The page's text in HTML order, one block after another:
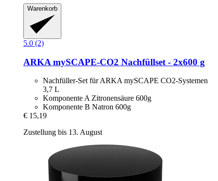
Warenkorb
5.0 (2)
ARKA mySCAPE-​CO2 Nachfüllset -​ 2x600 g
Nachfüller-Set für ARKA mySCAPE CO2-Systemen
3,7 L
Komponente A Zitronensäure 600g
Komponente B Natron 600g
€ 15,19
Zustellung bis 13. August